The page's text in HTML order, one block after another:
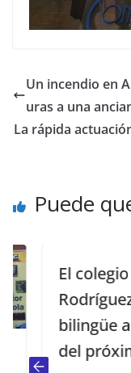
Un incendio en
uras a una
La rápida
Puede
El colegio
Rodríguez
bilingüe a
del próximo